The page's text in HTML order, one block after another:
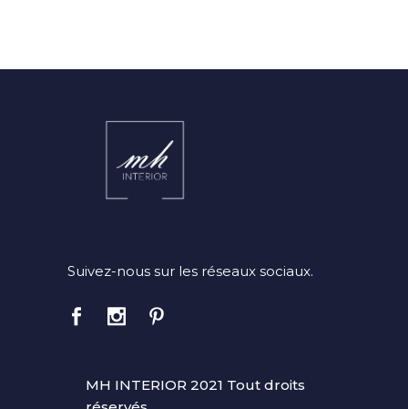
Suivez-nous sur les réseaux sociaux.
MH INTERIOR 2021 Tout droits